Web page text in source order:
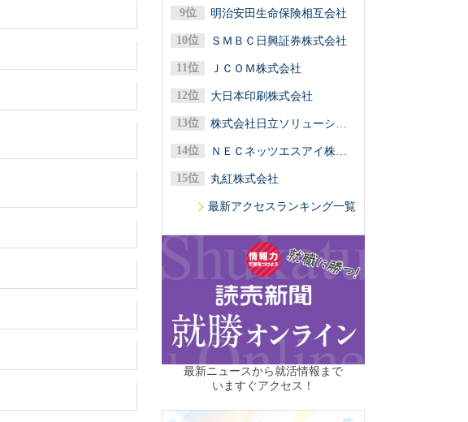
明治安田生命保険相互会社
ＳＭＢＣ日興証券株式会社
ＪＣＯＭ株式会社
大日本印刷株式会社
株式会社日立ソリューションズ
ＮＥＣネッツエスアイ株式会社
丸紅株式会社
最新アクセスランキング一覧
最新ニュースから就活情報まで
いますぐアクセス！